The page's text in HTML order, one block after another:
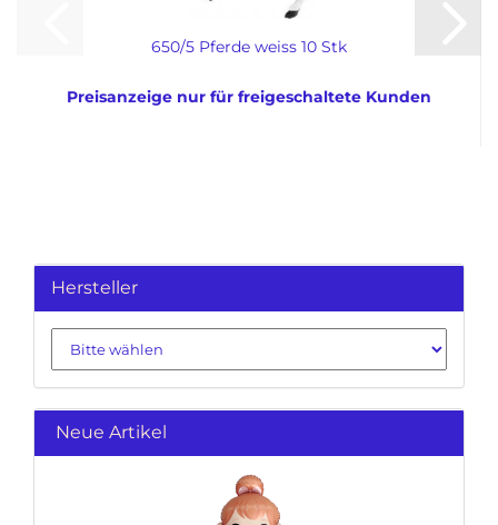
650/5 Pferde weiss 10 Stk
Preisanzeige nur für freigeschaltete Kunden
Hersteller
Neue Artikel